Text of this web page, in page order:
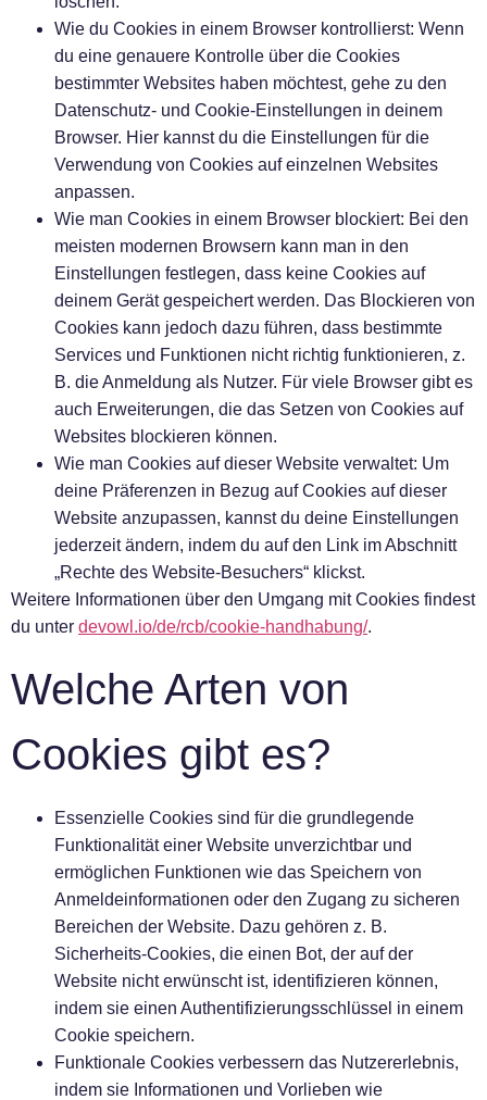
Wie du Cookies in einem Browser kontrollierst: Wenn
du eine genauere Kontrolle über die Cookies
bestimmter Websites haben möchtest, gehe zu den
Datenschutz- und Cookie-Einstellungen in deinem
Browser. Hier kannst du die Einstellungen für die
Verwendung von Cookies auf einzelnen Websites
anpassen.
Wie man Cookies in einem Browser blockiert: Bei den
meisten modernen Browsern kann man in den
Einstellungen festlegen, dass keine Cookies auf
deinem Gerät gespeichert werden. Das Blockieren von
Cookies kann jedoch dazu führen, dass bestimmte
Services und Funktionen nicht richtig funktionieren, z.
B. die Anmeldung als Nutzer. Für viele Browser gibt es
auch Erweiterungen, die das Setzen von Cookies auf
Websites blockieren können.
Wie man Cookies auf dieser Website verwaltet: Um
deine Präferenzen in Bezug auf Cookies auf dieser
Website anzupassen, kannst du deine Einstellungen
jederzeit ändern, indem du auf den Link im Abschnitt
„Rechte des Website-Besuchers“ klickst.
Weitere Informationen über den Umgang mit Cookies findest
du unter devowl.io/de/rcb/cookie-handhabung/.
Welche Arten von
Cookies gibt es?
Essenzielle Cookies sind für die grundlegende
Funktionalität einer Website unverzichtbar und
ermöglichen Funktionen wie das Speichern von
Anmeldeinformationen oder den Zugang zu sicheren
Bereichen der Website. Dazu gehören z. B.
Sicherheits-Cookies, die einen Bot, der auf der
Website nicht erwünscht ist, identifizieren können,
indem sie einen Authentifizierungsschlüssel in einem
Cookie speichern.
Funktionale Cookies verbessern das Nutzererlebnis,
indem sie Informationen und Vorlieben wie